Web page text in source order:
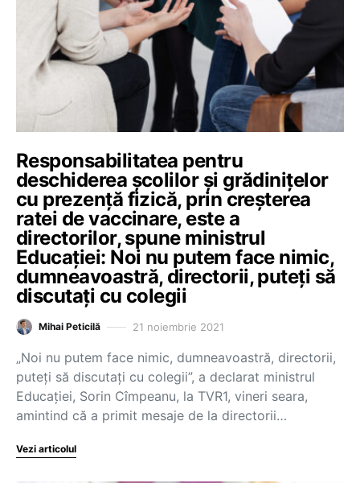
Responsabilitatea pentru
deschiderea școlilor și grădinițelor
cu prezență fizică, prin creșterea
ratei de vaccinare, este a
directorilor, spune ministrul
Educației: Noi nu putem face nimic,
dumneavoastră, directorii, puteți să
discutați cu colegii
Mihai Peticilă 21 noiembrie 2021
„Noi nu putem face nimic, dumneavoastră, directorii,
puteți să discutați cu colegii”, a declarat ministrul
Educației, Sorin Cîmpeanu, la TVR1, vineri seara,
amintind că a primit mesaje de la directorii…
Vezi articolul